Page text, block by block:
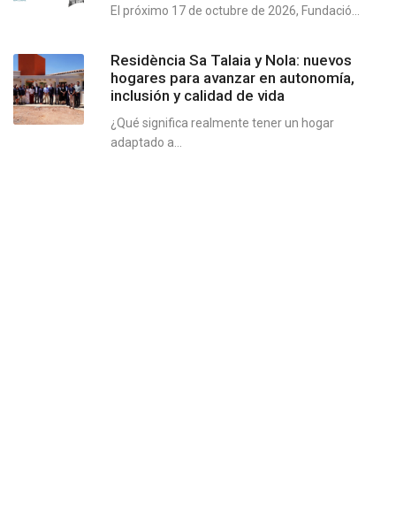
El próximo 17 de octubre de 2026, Fundació...
Residència Sa Talaia y Nola: nuevos
hogares para avanzar en autonomía,
inclusión y calidad de vida
¿Qué significa realmente tener un hogar
adaptado a...